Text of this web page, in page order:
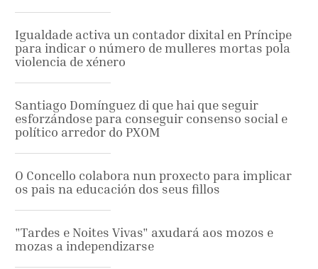
Igualdade activa un contador dixital en Príncipe
para indicar o número de mulleres mortas pola
violencia de xénero
Santiago Domínguez di que hai que seguir
esforzándose para conseguir consenso social e
político arredor do PXOM
O Concello colabora nun proxecto para implicar
os pais na educación dos seus fillos
"Tardes e Noites Vivas" axudará aos mozos e
mozas a independizarse